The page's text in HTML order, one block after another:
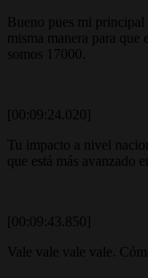
Bueno pues mi principal
misma manera para
somos 17000.
[00:09:24.020]
Tu impacto a nivel
que está más avanzado
[00:09:43.850]
Vale vale vale vale.